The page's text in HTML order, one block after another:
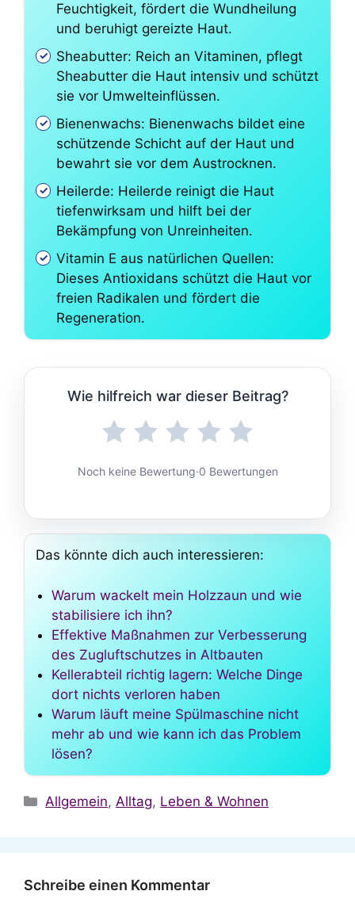
Feuchtigkeit, fördert die Wundheilung
und beruhigt gereizte Haut.
Sheabutter: Reich an Vitaminen, pflegt
Sheabutter die Haut intensiv und schützt
sie vor Umwelteinflüssen.
Bienenwachs: Bienenwachs bildet eine
schützende Schicht auf der Haut und
bewahrt sie vor dem Austrocknen.
Heilerde: Heilerde reinigt die Haut
tiefenwirksam und hilft bei der
Bekämpfung von Unreinheiten.
Vitamin E aus natürlichen Quellen:
Dieses Antioxidans schützt die Haut vor
freien Radikalen und fördert die
Regeneration.
Wie hilfreich war dieser Beitrag?
Noch keine Bewertung·0 Bewertungen
Das könnte dich auch interessieren:
Warum wackelt mein Holzzaun und wie
stabilisiere ich ihn?
Effektive Maßnahmen zur Verbesserung
des Zugluftschutzes in Altbauten
Kellerabteil richtig lagern: Welche Dinge
dort nichts verloren haben
Warum läuft meine Spülmaschine nicht
mehr ab und wie kann ich das Problem
lösen?
Kategorien
Allgemein, Alltag, Leben & Wohnen
Schreibe einen Kommentar